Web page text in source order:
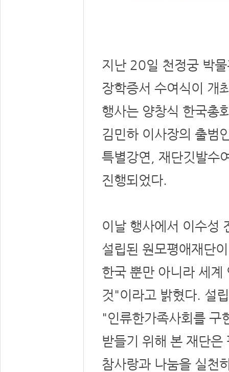
지난 20일 천정궁 박
장학증서 수여식이 개
행사는 양창식 한국총
김민하 이사장의 출범
특별강연, 재단깃발수
진행되었다.
이날 행사에서 이수성
설립된 원모평애재단
한국 뿐만 아니라 세계
것"이라고 밝혔다. 설
"인류한가족사회를 구
받들기 위해 본 재단
참사랑과 나눔을 실천